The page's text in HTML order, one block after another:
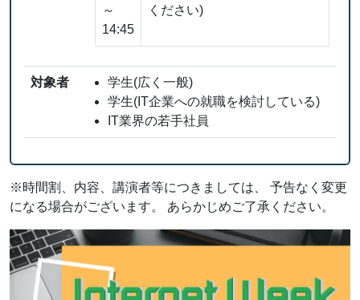
～
14:45
ください)
対象者
学生(広く一般)
学生(IT企業への就職を検討している)
IT業界の若手社員
※時間割、内容、講演者等につきましては、 予告なく変更
になる場合がございます。 あらかじめご了承ください。